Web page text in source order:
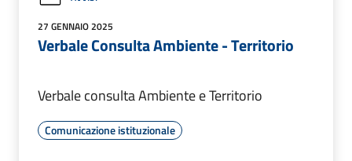
27 GENNAIO 2025
Verbale Consulta Ambiente - Territorio
Verbale consulta Ambiente e Territorio
Comunicazione istituzionale